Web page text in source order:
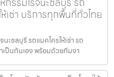
เช่า บริการทุกพื้นที่ทั่วไทย
ะชลบุรี รถแมคโครให้เช่า รถ
เป็นกันเอง พร้อมด้วยทีมงา